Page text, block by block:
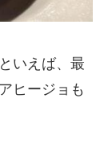
いえば、最
ヒージョも